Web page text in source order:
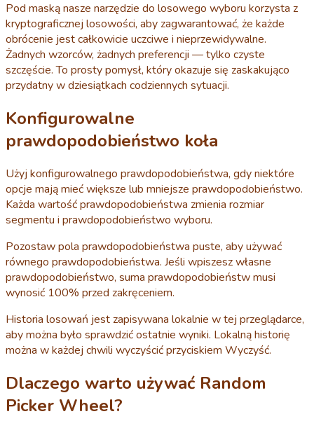
Pod maską nasze narzędzie do losowego wyboru korzysta z
kryptograficznej losowości, aby zagwarantować, że każde
obrócenie jest całkowicie uczciwe i nieprzewidywalne.
Żadnych wzorców, żadnych preferencji — tylko czyste
szczęście. To prosty pomysł, który okazuje się zaskakująco
przydatny w dziesiątkach codziennych sytuacji.
Konfigurowalne
prawdopodobieństwo koła
Użyj konfigurowalnego prawdopodobieństwa, gdy niektóre
opcje mają mieć większe lub mniejsze prawdopodobieństwo.
Każda wartość prawdopodobieństwa zmienia rozmiar
segmentu i prawdopodobieństwo wyboru.
Pozostaw pola prawdopodobieństwa puste, aby używać
równego prawdopodobieństwa. Jeśli wpiszesz własne
prawdopodobieństwo, suma prawdopodobieństw musi
wynosić 100% przed zakręceniem.
Historia losowań jest zapisywana lokalnie w tej przeglądarce,
aby można było sprawdzić ostatnie wyniki. Lokalną historię
można w każdej chwili wyczyścić przyciskiem Wyczyść.
Dlaczego warto używać Random
Picker Wheel?